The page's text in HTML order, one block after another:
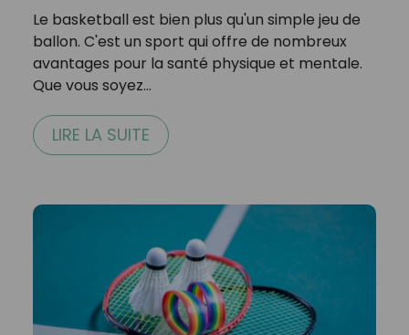
Le basketball est bien plus qu'un simple jeu de
ballon. C'est un sport qui offre de nombreux
avantages pour la santé physique et mentale.
Que vous soyez…
LIRE LA SUITE